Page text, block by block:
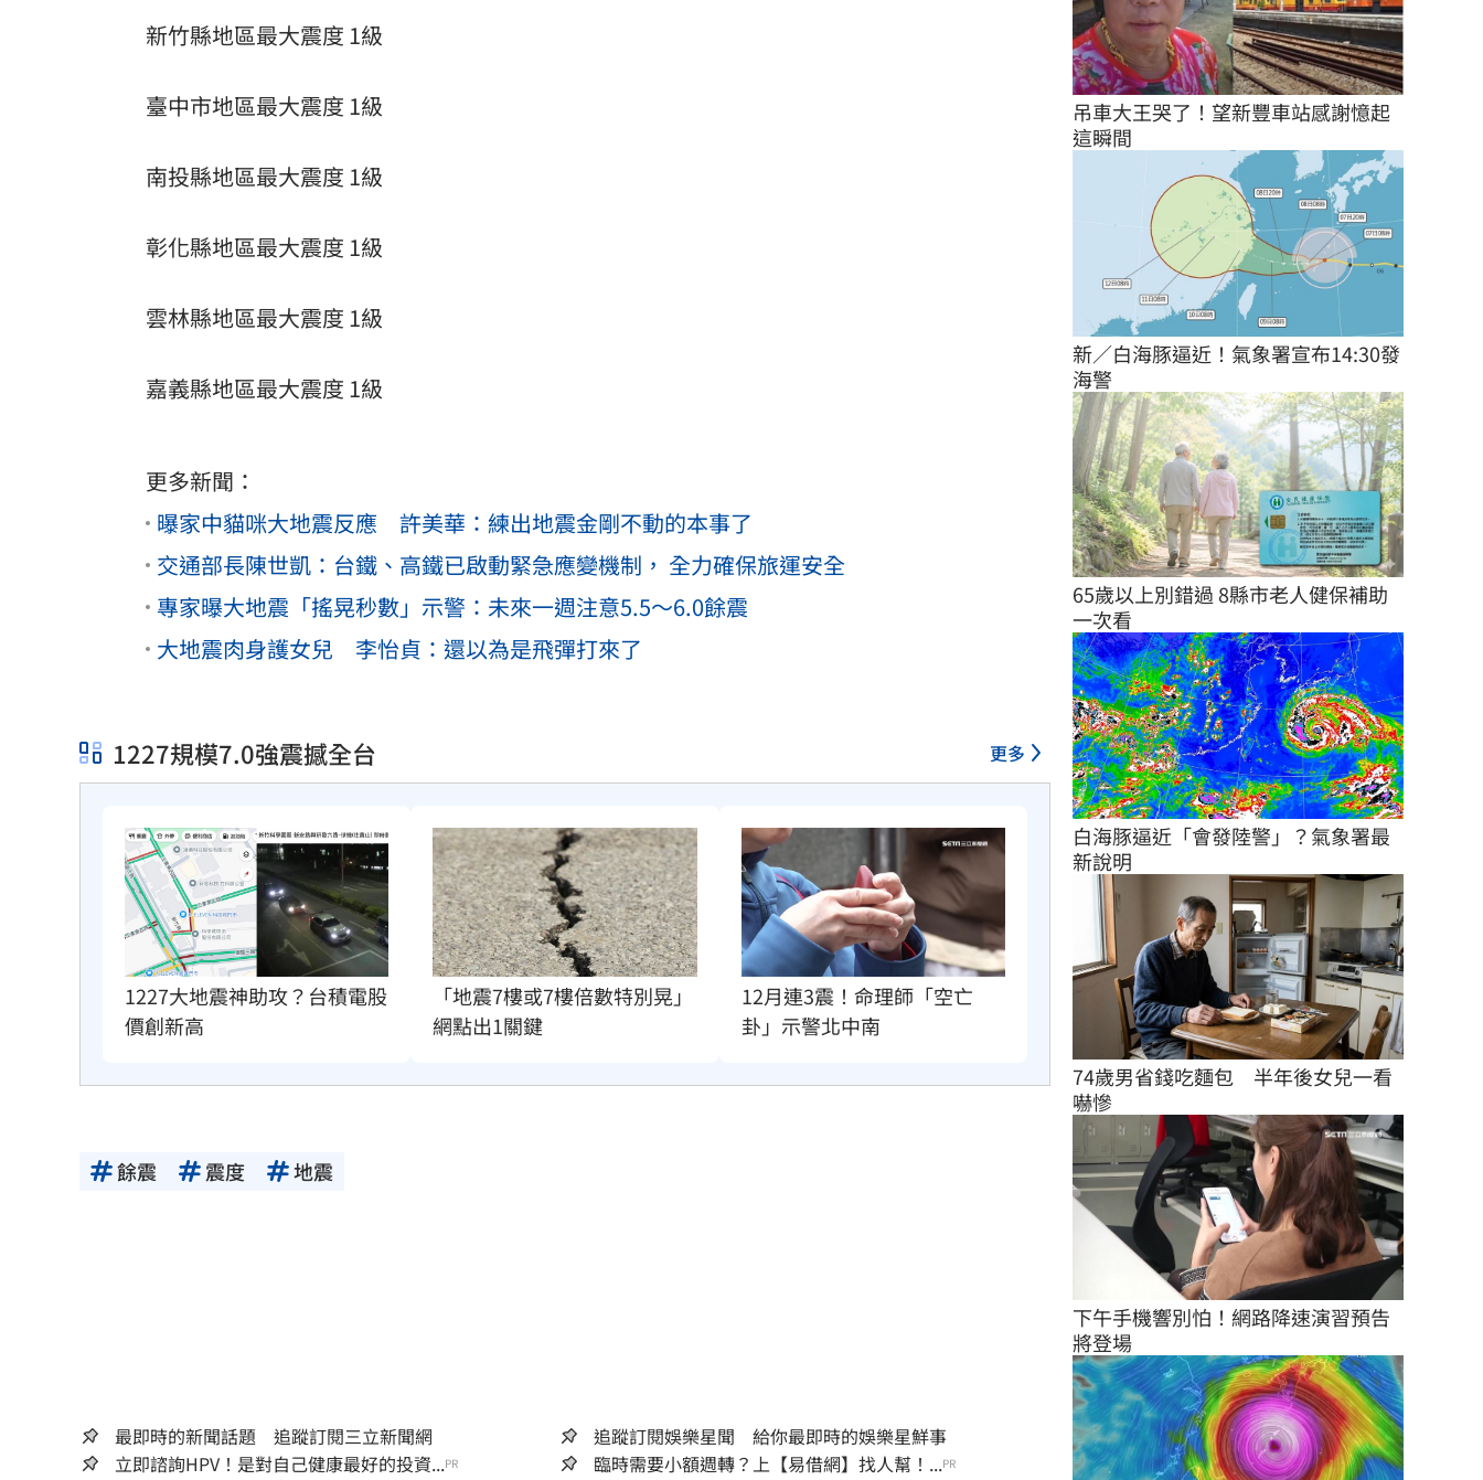
新竹縣地區最大震度 1級
臺中市地區最大震度 1級
南投縣地區最大震度 1級
彰化縣地區最大震度 1級
雲林縣地區最大震度 1級
嘉義縣地區最大震度 1級
更多新聞：
曝家中貓咪大地震反應 許美華：練出地震金剛不動的本事了
交通部長陳世凱：台鐵、高鐵已啟動緊急應變機制， 全力確保旅運安全
專家曝大地震「搖晃秒數」示警：未來一週注意5.5～6.0餘震
大地震肉身護女兒 李怡貞：還以為是飛彈打來了
1227規模7.0強震撼全台 更多
1227大地震神助攻？台積電股
價創新高
「地震7樓或7樓倍數特別晃」
網點出1關鍵
12月連3震！命理師「空亡
卦」示警北中南
餘震 震度 地震
最即時的新聞話題 追蹤訂閱三立新聞網
追蹤訂閱娛樂星聞 給你最即時的娛樂星鮮事
立即諮詢HPV！是對自己健康最好的投資...PR 臨時需要小額週轉？上【易借網】找人幫！...PR
吊車大王哭了！望新豐車站感謝憶起
這瞬間
新／白海豚逼近！氣象署宣布14:30發
海警
65歲以上別錯過 8縣市老人健保補助
一次看
白海豚逼近「會發陸警」？氣象署最
新說明
74歲男省錢吃麵包　半年後女兒一看
嚇慘
下午手機響別怕！網路降速演習預告
將登場